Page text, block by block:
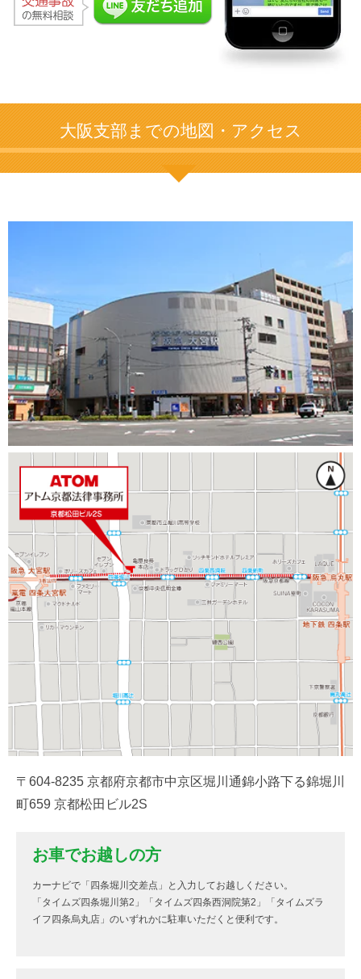
大阪支部までの地図・アクセス
〒604-8235 京都府京都市中京区堀川通錦小路下る錦堀川
町659 京都松田ビル2S
お車でお越しの方
カーナビで「四条堀川交差点」と入力してお越しください。
「タイムズ四条堀川第2」「タイムズ四条西洞院第2」「タイムズラ
イフ四条烏丸店」のいずれかに駐車いただくと便利です。